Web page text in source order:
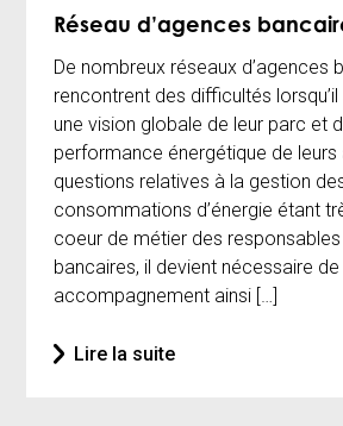
Réseau d’agences
De nombreux réseaux d’agences
rencontrent des difficultés lorsqu’il
une vision globale de leur parc et
performance énergétique de leurs
questions relatives à la gestion
consommations d’énergie étant
coeur de métier des responsables
bancaires, il devient nécessaire de
accompagnement ainsi […]
Lire la suite